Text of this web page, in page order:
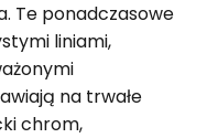
Te ponadczasowe
liniami,
na trwałe
chrom,